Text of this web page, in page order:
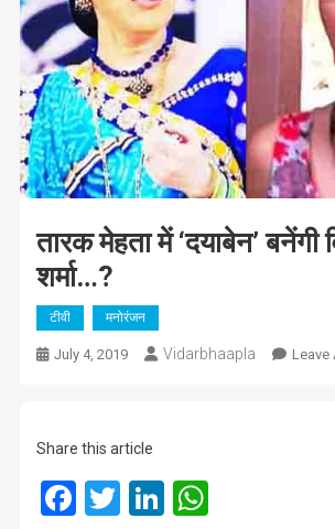
तारक मेहता में ‘दयाबेन’ बनेंगी
शर्मा…?
टीवी मनोरंजन
July 4, 2019 Vidarbhaapla Leave
Share this article
Facebook
TwitterLinkedIn